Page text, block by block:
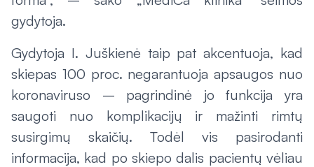
gydytoja.
Gydytoja I. Juškienė taip pat akcentuoja, kad
skiepas 100 proc. negarantuoja apsaugos nuo
koronaviruso – pagrindinė jo funkcija yra
saugoti nuo komplikacijų ir mažinti rimtų
susirgimų skaičių. Todėl vis pasirodanti
informacija, kad po skiepo dalis pacientų vėliau